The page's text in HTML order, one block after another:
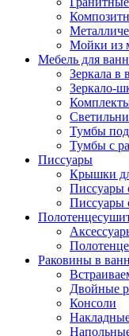
Мойки из
Мебель для
Зеркала в
Зеркало-
Тумбы
Тумбы с
Писсуары
Крышки
Писсуары
Писсуары
Раковины в
Двойные
Консоли